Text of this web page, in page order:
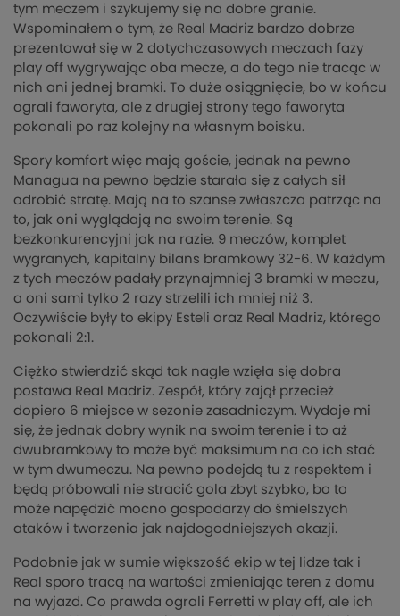
tym meczem i szykujemy się na dobre granie.
Wspominałem o tym, że Real Madriz bardzo dobrze
prezentował się w 2 dotychczasowych meczach fazy
play off wygrywając oba mecze, a do tego nie tracąc w
nich ani jednej bramki. To duże osiągnięcie, bo w końcu
ograli faworyta, ale z drugiej strony tego faworyta
pokonali po raz kolejny na własnym boisku.
Spory komfort więc mają goście, jednak na pewno
Managua na pewno będzie starała się z całych sił
odrobić stratę. Mają na to szanse zwłaszcza patrząc na
to, jak oni wyglądają na swoim terenie. Są
bezkonkurencyjni jak na razie. 9 meczów, komplet
wygranych, kapitalny bilans bramkowy 32-6. W każdym
z tych meczów padały przynajmniej 3 bramki w meczu,
a oni sami tylko 2 razy strzelili ich mniej niż 3.
Oczywiście były to ekipy Esteli oraz Real Madriz, którego
pokonali 2:1.
Ciężko stwierdzić skąd tak nagle wzięła się dobra
postawa Real Madriz. Zespół, który zajął przecież
dopiero 6 miejsce w sezonie zasadniczym. Wydaje mi
się, że jednak dobry wynik na swoim terenie i to aż
dwubramkowy to może być maksimum na co ich stać
w tym dwumeczu. Na pewno podejdą tu z respektem i
będą próbowali nie stracić gola zbyt szybko, bo to
może napędzić mocno gospodarzy do śmielszych
ataków i tworzenia jak najdogodniejszych okazji.
Podobnie jak w sumie większość ekip w tej lidze tak i
Real sporo tracą na wartości zmieniając teren z domu
na wyjazd. Co prawda ograli Ferretti w play off, ale ich